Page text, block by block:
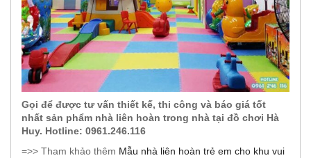
Gọi để được tư vấn thiết kế, thi công và báo giá tốt
nhất sản phẩm nhà liên hoàn trong nhà tại đồ chơi Hà
Huy. Hotline: 0961.246.116
=>> Tham khảo thêm Mẫu nhà liên hoàn trẻ em cho khu vui